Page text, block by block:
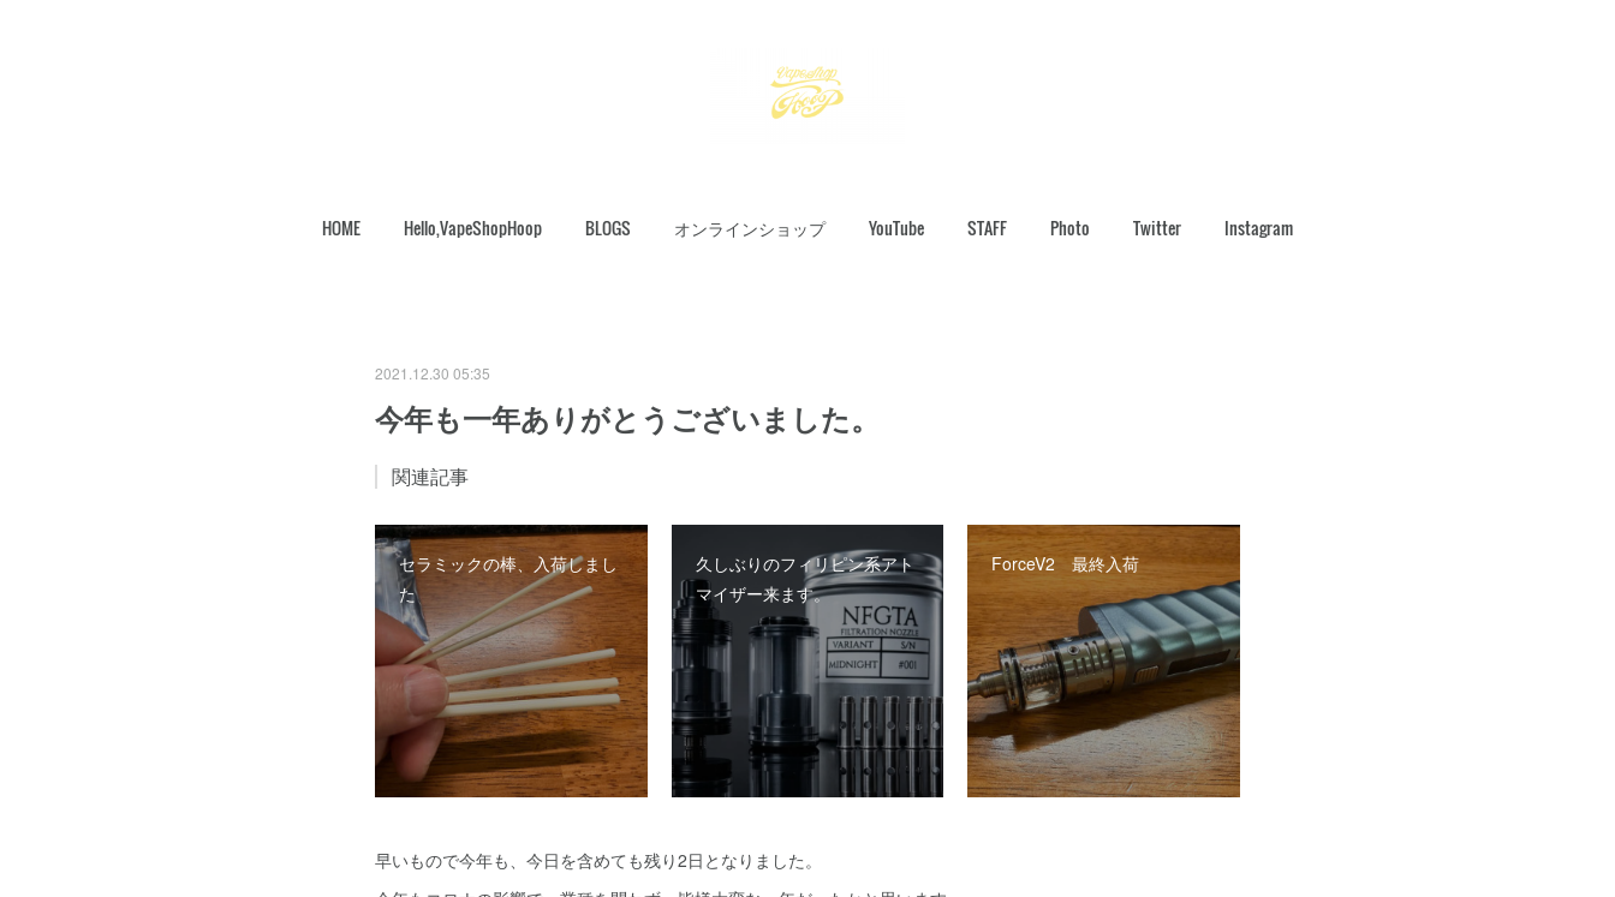
HOME Hello,VapeShopHoop BLOGS オンラインショップ YouTube STAFF Photo Twitter Instagram
2021.12.30 05:35
今年も一年ありがとうございました。
関連記事
セラミックの棒、入荷しまし
た
久しぶりのフィリピン系アト
マイザー来ます。
ForceV2 最終入荷
早いもので今年も、今日を含めても残り2日となりました。